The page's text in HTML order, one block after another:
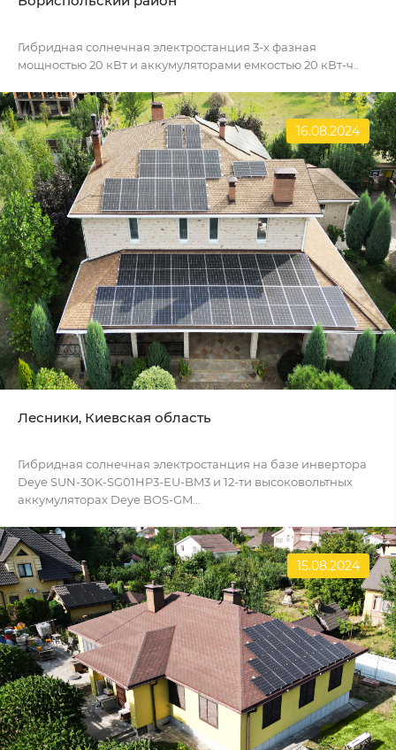
Гибридная солнечная электростанция 3-х фазная
мощностью 20 кВт и аккумуляторами емкостью 20 кВт-ч..
16.08.2024
Лесники, Киевская область
Гибридная солнечная электростанция на базе инвертора
Deye SUN-30K-SG01HP3-EU-BM3 и 12-ти высоковольтных
аккумуляторах Deye BOS-GM...
15.08.2024